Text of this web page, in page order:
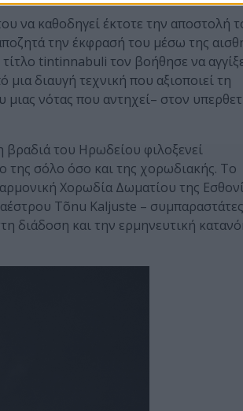
να καθοδηγεί έκτοτε την αποστολή
την έκφρασή του μέσω της
tintinnabuli τον βοήθησε να
διαυγή τεχνική που αξιοποιεί τη
νότας που αντηχεί– στον
βραδιά του Ηρωδείου φιλοξενεί
της σόλο όσο και της χορωδιακής. Το
Χορωδία Δωματίου της
Tõnu Kaljuste –
διάδοση και την ερμηνευτική